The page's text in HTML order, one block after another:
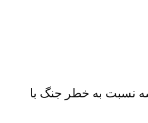
نسبت به خطر جنگ با